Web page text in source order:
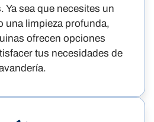
Ya sea que necesites un
una limpieza profunda,
ofrecen opciones
tus necesidades de